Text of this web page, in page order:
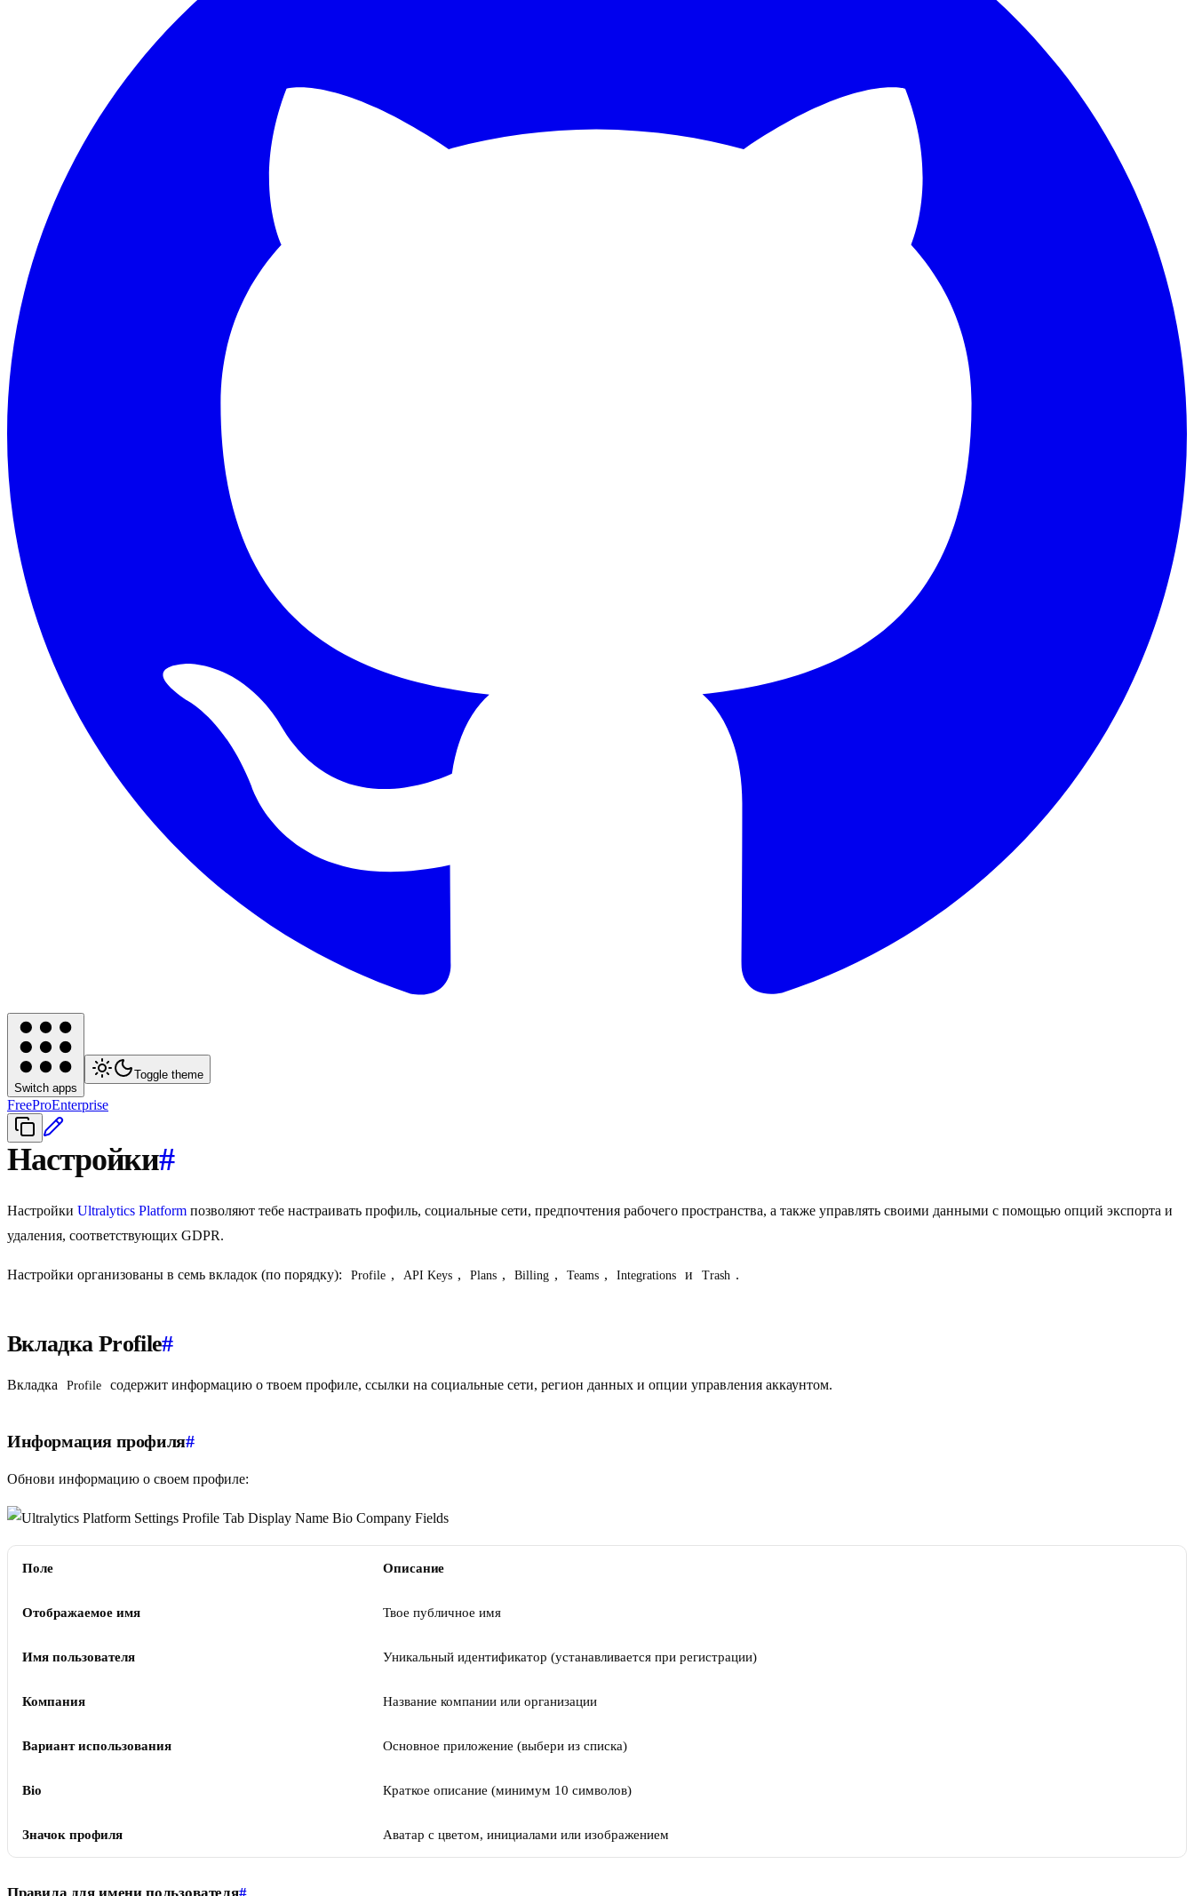
Switch apps
Toggle theme
FreeProEnterprise
Настройки#
Настройки Ultralytics Platform позволяют тебе настраивать профиль, социальные сети, предпочтения рабочего пространства, а также управлять своими данными с помощью опций экспорта и
удаления, соответствующих GDPR.
Настройки организованы в семь вкладок (по порядку): Profile , API Keys , Plans , Billing , Teams , Integrations и Trash .
Вкладка Profile#
Вкладка Profile содержит информацию о твоем профиле, ссылки на социальные сети, регион данных и опции управления аккаунтом.
Информация профиля#
Обнови информацию о своем профиле:
Поле Описание
Отображаемое имя Твое публичное имя
Имя пользователя Уникальный идентификатор (устанавливается при регистрации)
Компания Название компании или организации
Вариант использования Основное приложение (выбери из списка)
Bio Краткое описание (минимум 10 символов)
Значок профиля Аватар с цветом, инициалами или изображением